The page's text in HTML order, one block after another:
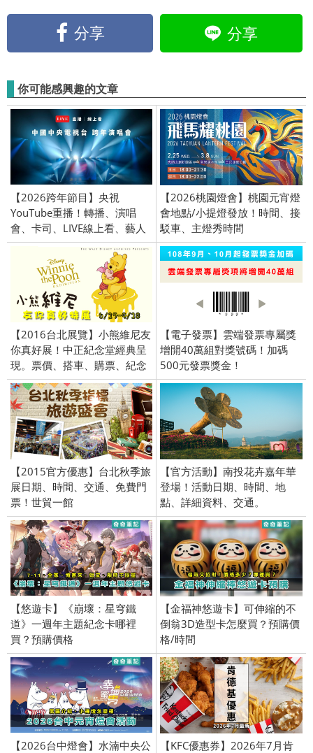
分享 分享
你可能感興趣的文章
【2026跨年節目】央視
YouTube重播！轉播、演唱
會、卡司、LIVE線上看、藝人
名單、中央衛視、直播
【2026桃園燈會】桃園元宵燈
會地點/小提燈發放！時間、接
駁車、主燈秀時間
【2016台北展覽】小熊維尼友
你真好展！中正紀念堂經典呈
現。票價、搭車、購票、紀念
品。
【電子發票】雲端發票專屬獎
增開40萬組對獎號碼！加碼
500元發票獎金！
【2015官方優惠】台北秋季旅
展日期、時間、交通、免費門
票！世貿一館
【官方活動】南投花卉嘉年華
登場！活動日期、時間、地
點、詳細資料、交通。
【悠遊卡】《崩壞：星穹鐵
道》一週年主題紀念卡哪裡
買？預購價格
【金福神悠遊卡】可伸縮的不
倒翁3D造型卡怎麼買？預購價
格/時間
【2026台中燈會】水湳中央公 【KFC優惠券】2026年7月肯